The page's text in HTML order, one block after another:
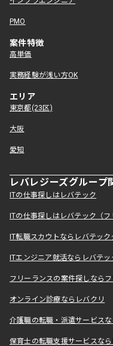
PMO
案件特徴
高単価
実務経験が浅い方OK
エリア
東京都(23区)
大阪
愛知
レバレジーズグループ
ITの仕事探しはレバテック
ITの仕事探しはレバテック（
IT転職スカウトならレバテック
ITエンジニア就活ならレバテ
フリーランスの案件探しなら
オンライン診療ならレバクリ
介護職の転職・派遣サービス
保育士の転職支援サービスな